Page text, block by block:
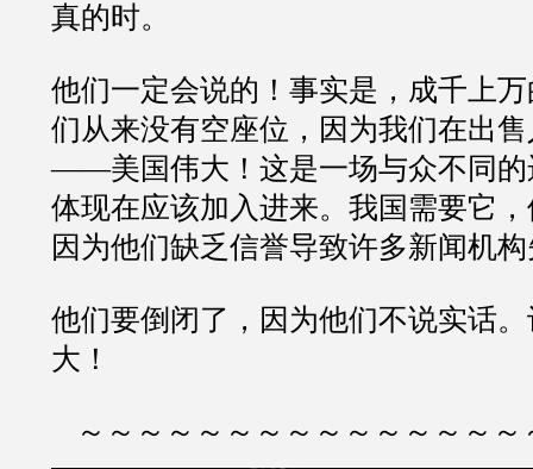
真的时。
他们一定会说的！事实是，成千上
们从来没有空座位，因为我们在出
——美国伟大！这是一场与众不同的
体现在应该加入进来。我国需要它
因为他们缺乏信誉导致许多新闻机
他们要倒闭了，因为他们不说实话
大！
～～～～～～～～～～～～～～